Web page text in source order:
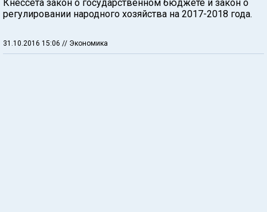
Кнессета закон о государственном бюджете и закон о
регулировании народного хозяйства на 2017-2018 года.
31.10.2016 15:06 // Экономика